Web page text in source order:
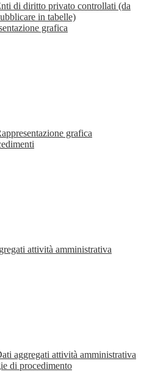
di diritto privato controllati (da
in tabelle)
grafica
grafica
attività amministrativa
aggregati attività amministrativa
di procedimento